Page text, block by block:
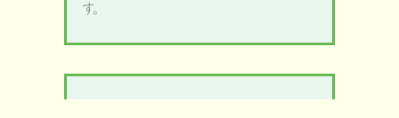
す。